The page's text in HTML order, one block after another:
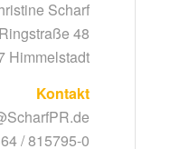
Scharf
48
Himmelstadt
Kontakt
/ 815795-0